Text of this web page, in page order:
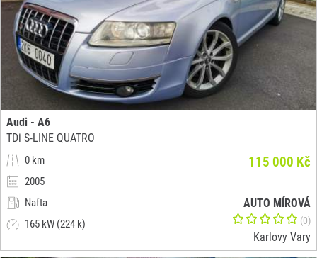
Audi - A6
TDi S-LINE QUATRO
0 km
2005
Nafta
165 kW (224 k)
115 000 Kč
AUTO MÍROVÁ
(0)
Karlovy Vary